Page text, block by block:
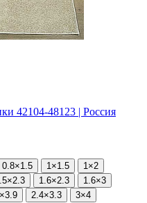
42104-48123 | Россия
0.8×1.5 1×1.5
1×2
1.6×2.3
1.6×3
2.4×3.3
3×4